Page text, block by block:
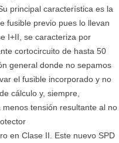
principal característica es la
fusible previo pues lo llevan
I+II, se caracteriza por
cortocircuito de hasta 50
general donde no sepamos
el fusible incorporado y no
cálculo y, siempre,
tensión resultante al no
en Clase II. Este nuevo SPD